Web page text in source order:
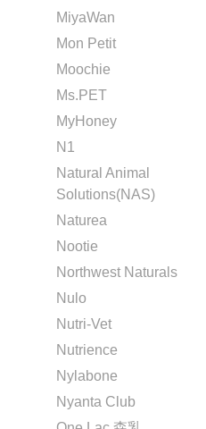
MiyaWan
Mon Petit
Moochie
Ms.PET
MyHoney
N1
Natural Animal
Solutions(NAS)
Naturea
Nootie
Northwest Naturals
Nulo
Nutri-Vet
Nutrience
Nylabone
Nyanta Club